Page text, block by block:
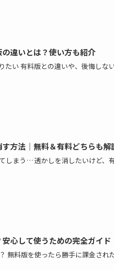
違いとは？使い方も紹介
い 有料版との違いや、後悔しな
方法｜無料＆有料どちらも解
しまう… 透かしを消したいけど、
心して使うための完全ガイド
無料版を使ったら勝手に課金され